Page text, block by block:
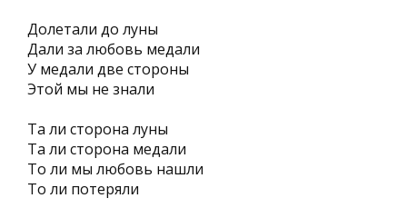
Долетали до луны
Дали за любовь медали
У медали две стороны
Этой мы не знали
Та ли сторона луны
Та ли сторона медали
То ли мы любовь нашли
То ли потеряли